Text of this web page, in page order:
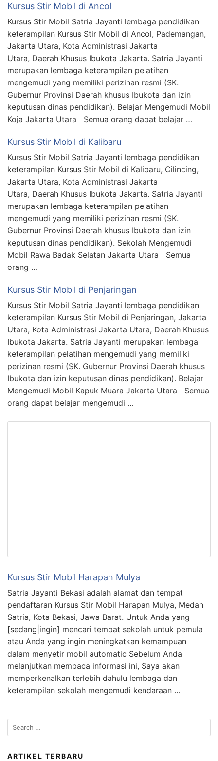
Kursus Stir Mobil di Ancol
Kursus Stir Mobil Satria Jayanti lembaga pendidikan
keterampilan Kursus Stir Mobil di Ancol, Pademangan,
Jakarta Utara, Kota Administrasi Jakarta
Utara, Daerah Khusus Ibukota Jakarta. Satria Jayanti
merupakan lembaga keterampilan pelatihan
mengemudi yang memiliki perizinan resmi (SK.
Gubernur Provinsi Daerah khusus Ibukota dan izin
keputusan dinas pendidikan). Belajar Mengemudi Mobil
Koja Jakarta Utara Semua orang dapat belajar …
Kursus Stir Mobil di Kalibaru
Kursus Stir Mobil Satria Jayanti lembaga pendidikan
keterampilan Kursus Stir Mobil di Kalibaru, Cilincing,
Jakarta Utara, Kota Administrasi Jakarta
Utara, Daerah Khusus Ibukota Jakarta. Satria Jayanti
merupakan lembaga keterampilan pelatihan
mengemudi yang memiliki perizinan resmi (SK.
Gubernur Provinsi Daerah khusus Ibukota dan izin
keputusan dinas pendidikan). Sekolah Mengemudi
Mobil Rawa Badak Selatan Jakarta Utara Semua
orang …
Kursus Stir Mobil di Penjaringan
Kursus Stir Mobil Satria Jayanti lembaga pendidikan
keterampilan Kursus Stir Mobil di Penjaringan, Jakarta
Utara, Kota Administrasi Jakarta Utara, Daerah Khusus
Ibukota Jakarta. Satria Jayanti merupakan lembaga
keterampilan pelatihan mengemudi yang memiliki
perizinan resmi (SK. Gubernur Provinsi Daerah khusus
Ibukota dan izin keputusan dinas pendidikan). Belajar
Mengemudi Mobil Kapuk Muara Jakarta Utara Semua
orang dapat belajar mengemudi …
Kursus Stir Mobil Harapan Mulya
Satria Jayanti Bekasi adalah alamat dan tempat
pendaftaran Kursus Stir Mobil Harapan Mulya, Medan
Satria, Kota Bekasi, Jawa Barat. Untuk Anda yang
[sedang|ingin] mencari tempat sekolah untuk pemula
atau Anda yang ingin meningkatkan kemampuan
dalam menyetir mobil automatic Sebelum Anda
melanjutkan membaca informasi ini, Saya akan
memperkenalkan terlebih dahulu lembaga dan
keterampilan sekolah mengemudi kendaraan …
e
r
ARTIKEL TERBARU